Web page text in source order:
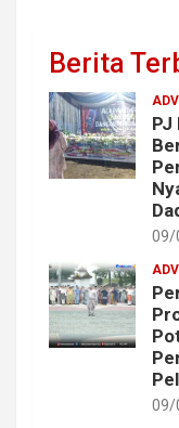
Berita
PJ
09/
09/